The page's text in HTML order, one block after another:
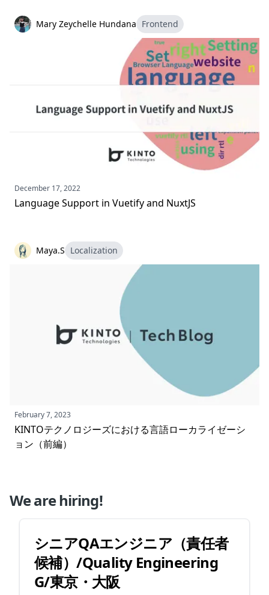
Mary Zeychelle Hundana Frontend
December 17, 2022
Language Support in Vuetify and NuxtJS
Maya.S Localization
February 7, 2023
KINTOテクノロジーズにおける言語ローカライゼーシ
ョン（前編）
We are hiring!
シニアQAエンジニア（責任者
候補）/Quality Engineering
G/東京・大阪